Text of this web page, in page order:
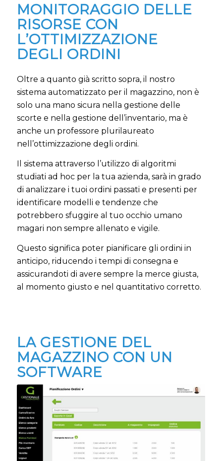
MONITORAGGIO DELLE
RISORSE CON
L’OTTIMIZZAZIONE
DEGLI ORDINI
Oltre a quanto già scritto sopra, il nostro
sistema automatizzato per il magazzino, non è
solo una mano sicura nella gestione delle
scorte e nella gestione dell’inventario, ma è
anche un professore plurilaureato
nell’ottimizzazione degli ordini.
Il sistema attraverso l’utilizzo di algoritmi
studiati ad hoc per la tua azienda, sarà in grado
di analizzare i tuoi ordini passati e presenti per
identificare modelli e tendenze che
potrebbero sfuggire al tuo occhio umano
magari non sempre allenato e vigile.
Questo significa poter pianificare gli ordini in
anticipo, riducendo i tempi di consegna e
assicurandoti di avere sempre la merce giusta,
al momento giusto e nel quantitativo corretto.
LA GESTIONE DEL
MAGAZZINO CON UN
SOFTWARE